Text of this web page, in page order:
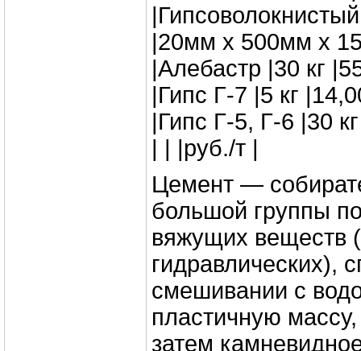
|20мм x 500мм x
|Алебастр |30 кг
|Гипс Г-7 |5 кг
|Гипс Г-5, Г-6 |30
| | |руб./т |
Цемент —
большой группы
вяжущих веществ
гидравлических),
смешивании с
пластичную
затем